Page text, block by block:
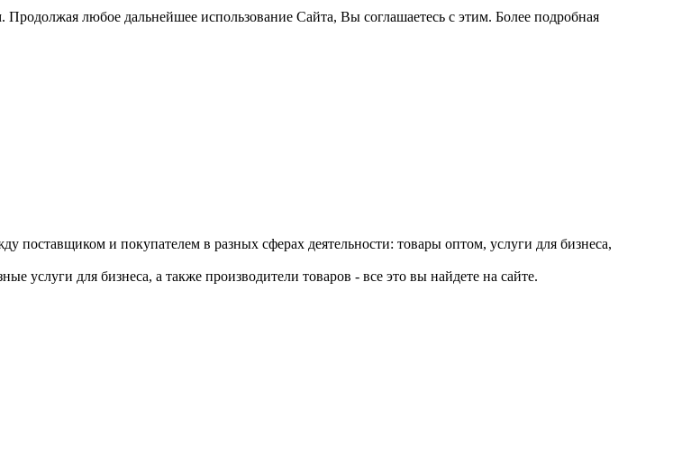
любое дальнейшее использование Сайта, Вы соглашаетесь с этим. Более подробная
поставщиком и покупателем в разных сферах деятельности: товары оптом, услуги для бизнеса,
для бизнеса, а также производители товаров - все это вы найдете на сайте.